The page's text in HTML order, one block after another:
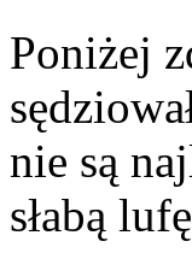
Poniżej
nie są
słabą